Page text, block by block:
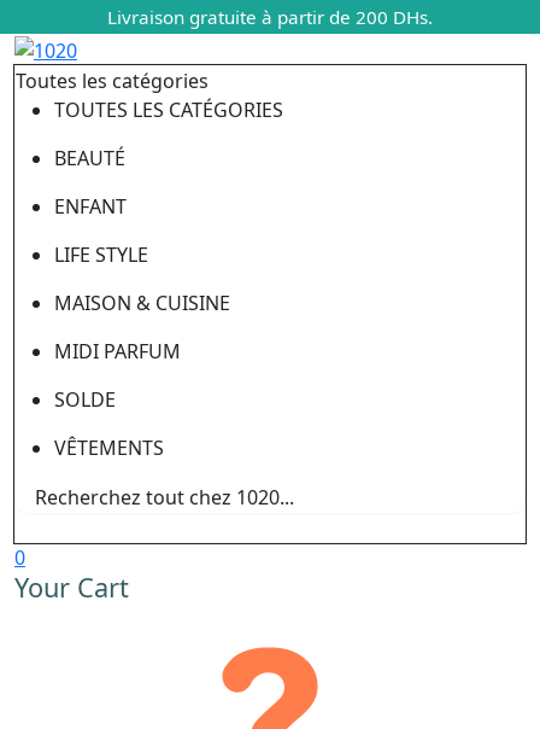
Livraison gratuite à partir de 200 DHs.
Toutes les catégories
TOUTES LES CATÉGORIES
BEAUTÉ
ENFANT
LIFE STYLE
MAISON & CUISINE
MIDI PARFUM
SOLDE
VÊTEMENTS
0
Your Cart